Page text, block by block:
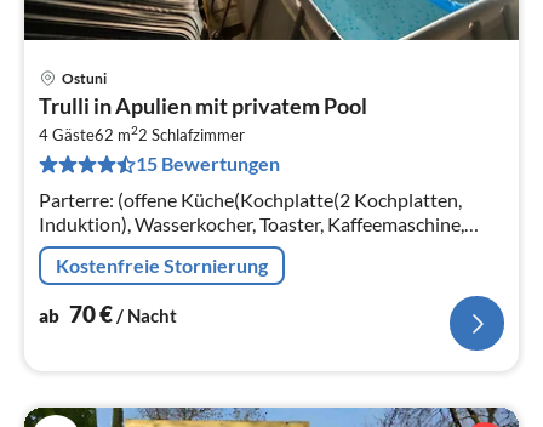
Ostuni
Trulli in Apulien mit privatem Pool
4 Gäste62 m22 Schlafzimmer
15 Bewertungen
Parterre: (offene Küche(Kochplatte(2 Kochplatten,
Induktion), Wasserkocher, Toaster, Kaffeemaschine,
Espressomaschine, Backofen, Mikrowelle,
Kühl-/Gefrierkombination, Zitruspresse)
Kostenfreie Stornierung
ab 70€/ Nacht